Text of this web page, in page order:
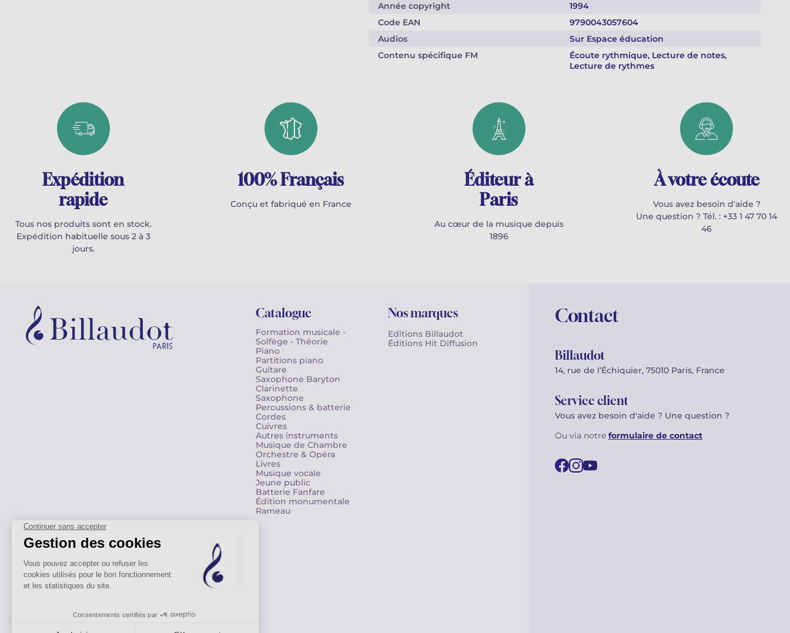
Année copyright
1994
Code EAN
9790043057604
Audios
Sur Espace éducation
Contenu spécifique FM
Écoute rythmique, Lecture de notes,
Lecture de rythmes
Expédition
rapide
Tous nos produits sont en stock.
Expédition habituelle sous 2 à 3
jours.
100% Français
Conçu et fabriqué en France
Éditeur à
Paris
Au cœur de la musique depuis
1896
À votre écoute
Vous avez besoin d'aide ?
Une question ? Tél. : +33 1 47 70 14
46
Catalogue
Formation musicale -
Solfège - Théorie
Piano
Partitions piano
Guitare
Saxophone Baryton
Clarinette
Saxophone
Percussions & batterie
Cordes
Cuivres
Autres instruments
Musique de Chambre
Orchestre & Opéra
Livres
Musique vocale
Jeune public
Batterie Fanfare
Édition monumentale
Rameau
Nos marques
Editions Billaudot
Éditions Hit Diffusion
Contact
Billaudot
14, rue de l’Échiquier, 75010 Paris, France
Service client
Vous avez besoin d'aide ? Une question ?
Ou via notre formulaire de contact